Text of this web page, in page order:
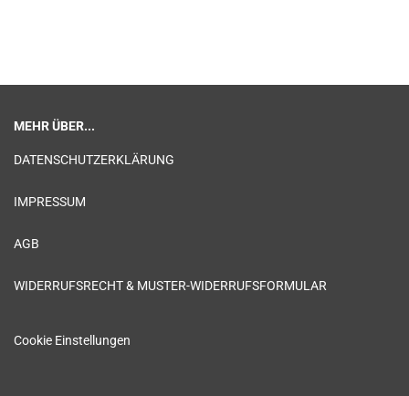
MEHR ÜBER...
DATENSCHUTZERKLÄRUNG
IMPRESSUM
AGB
WIDERRUFSRECHT & MUSTER-WIDERRUFSFORMULAR
Cookie Einstellungen